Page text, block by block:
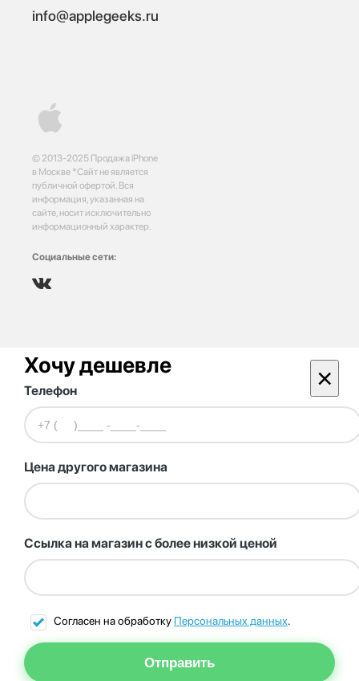
© 2013-2025 Продажа iPhone
в Москве *Сайт не является
публичной офертой. Вся
информация, указанная на
сайте, носит исключительно
информационный характер.
Социальные сети:
info@applegeeks.ru
Хочу дешевле ×
Телефон
Цена другого магазина
Ссылка на магазин с более низкой ценой
Согласен на обработку Персональных данных.
Отправить